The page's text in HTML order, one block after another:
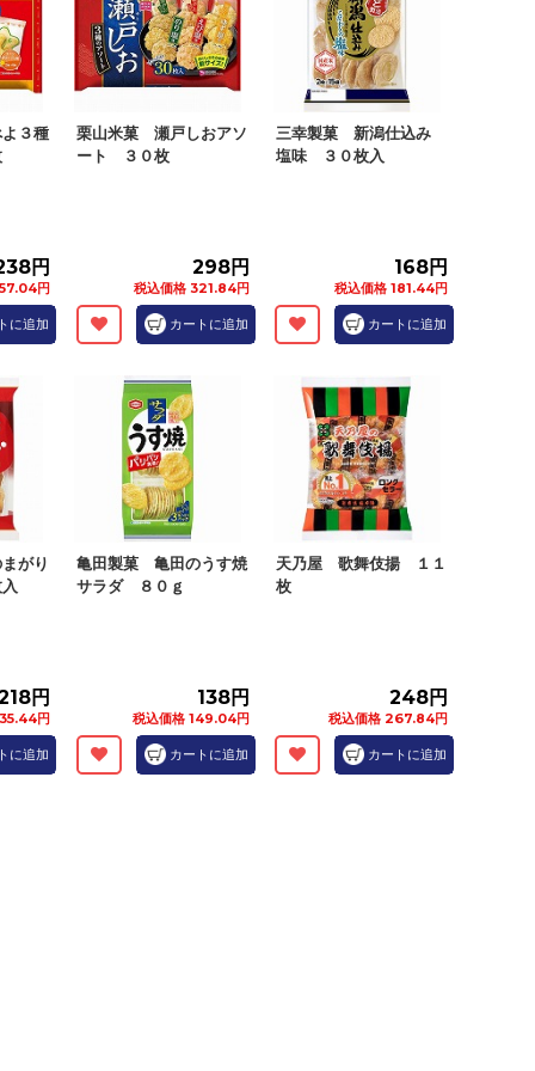
３種
円
円
に追加
栗山米菓 瀬戸しおアソ
ート ３０枚
298円
税込価格 321.84円
カートに追加
三幸製菓 新潟仕込み
塩味 ３０枚入
168円
税込価格 181.44円
カートに追加
がり
円
円
に追加
亀田製菓 亀田のうす焼
サラダ ８０ｇ
138円
税込価格 149.04円
カートに追加
天乃屋 歌舞伎揚 １１
枚
248円
税込価格 267.84円
カートに追加